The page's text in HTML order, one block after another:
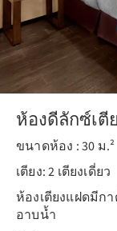
ห้องดีลักซ์เตี
ขนาดห้อง : 30 ม.²
เตียง: 2 เตียงเดี่ยว
ห้องเตียงแฝดมีก
อาบน้ำ